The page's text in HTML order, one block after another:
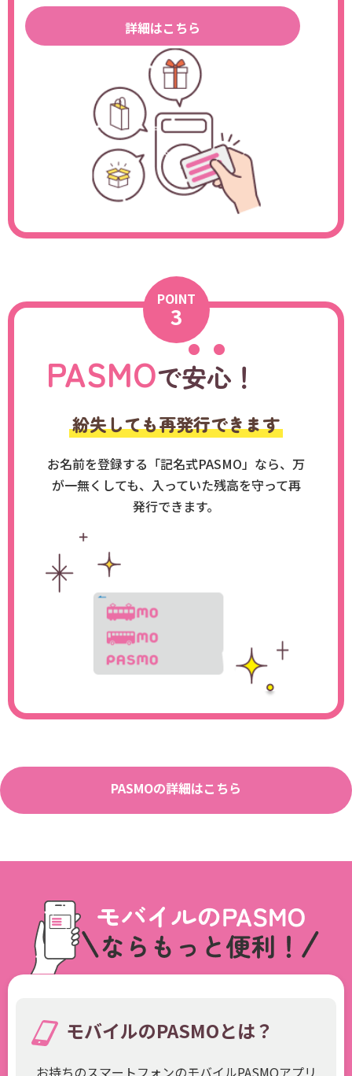
詳細はこちら
POINT
3
PASMOで安心 ！
紛失しても再発行できます
お名前を登録する「記名式PASMO」なら、万
が一無くしても、入っていた残高を守って再
発行できます。
PASMOの詳細はこちら
モバイルのPASMOとは？
お持ちのスマートフォンのモバイルPASMOアプリ